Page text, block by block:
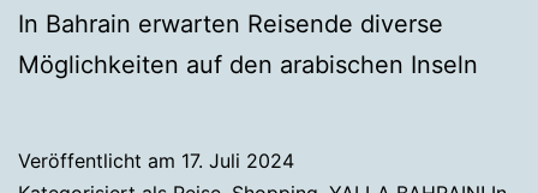
In Bahrain erwarten Reisende diverse
Möglichkeiten auf den arabischen Inseln
Veröffentlicht am 17. Juli 2024